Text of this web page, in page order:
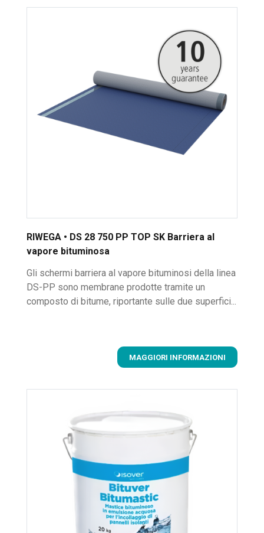
RIWEGA • DS 28 750 PP TOP SK Barriera al
vapore bituminosa
Gli schermi barriera al vapore bituminosi della linea
DS-PP sono membrane prodotte tramite un
composto di bitume, riportante sulle due superfici...
MAGGIORI INFORMAZIONI